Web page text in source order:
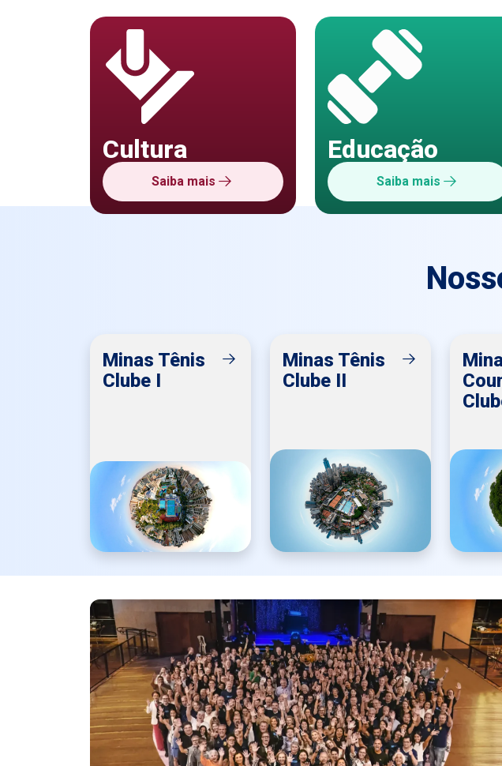
Cultura
Saiba mais
Educação
Saiba mais
Minas Tênis
Clube I
Minas Tênis
Clube II